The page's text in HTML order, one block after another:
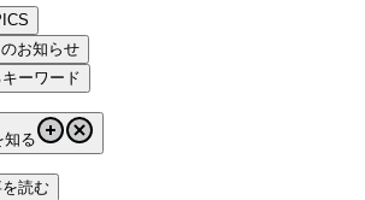
お知らせ
ーワード
知る
読む